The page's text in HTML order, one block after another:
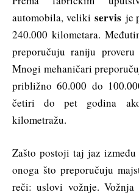
automobila, veliki servis je
240.000 kilometara.
preporučuju raniju
Mnogi mehaničari
približno 60.000 do
četiri do pet godina
kilometražu.
Zašto postoji taj jaz
onoga što preporučuju
reči: uslovi vožnje.